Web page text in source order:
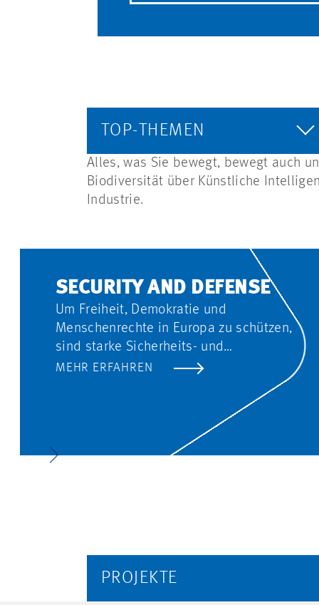
TOP-THEMEN
Alles, was Sie bewegt, bewegt auch
Biodiversität über Künstliche
Industrie.
SECURITY AND DEFENSE
Um Freiheit, Demokratie und
Menschenrechte in Europa zu schützen,
sind starke Sicherheits- und
Verteidigungsstrukturen notwendig.
MEHR ERFAHREN
PROJEKTE